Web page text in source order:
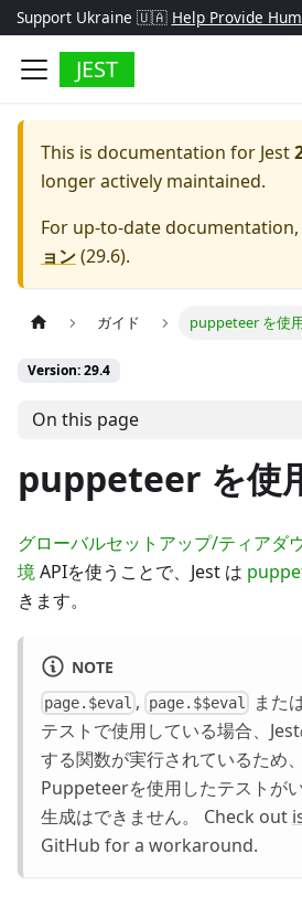
Support Ukraine 🇺🇦 Help Provide
JEST
This is documentation for Jest
longer actively maintained.
For up-to-date documentation,
ョン(29.6).
ガイド puppeteer を使
Version: 29.4
On this page
puppeteer を使
グローバルセットアップ/ティアダ
境APIを使うことで、Jest は
きます。
NOTE
page.$eval , page.$$eval また
テストで使用している場合、
する関数が実行されているため
Puppeteerを使用したテストが
生成はできません。 Check out
GitHub for a workaround.